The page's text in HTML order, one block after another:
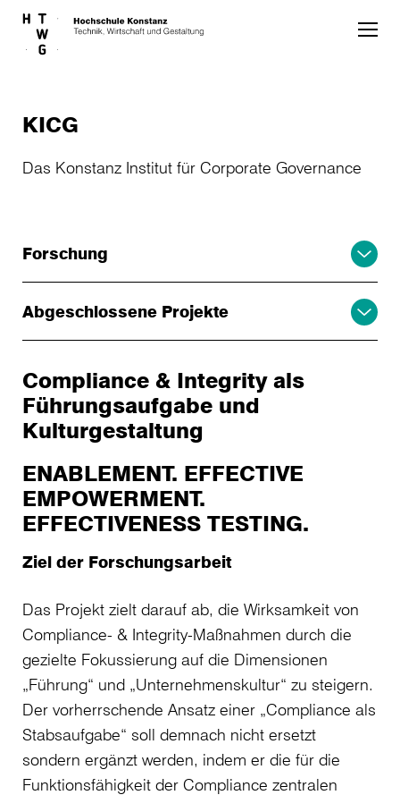
Skip to main content
KICG
Das Konstanz Institut für Corporate Governance
Forschung
Abgeschlossene Projekte
Compliance & Integrity als
Führungsaufgabe und
Kulturgestaltung
ENABLEMENT. EFFECTIVE
EMPOWERMENT.
EFFECTIVENESS TESTING.
Ziel der Forschungsarbeit
Das Projekt zielt darauf ab, die Wirksamkeit von
Compliance- & Integrity-Maßnahmen durch die
gezielte Fokussierung auf die Dimensionen
„Führung“ und „Unternehmenskultur“ zu steigern.
Der vorherrschende Ansatz einer „Compliance als
Stabsaufgabe“ soll demnach nicht ersetzt
sondern ergänzt werden, indem er die für die
Funktionsfähigkeit der Compliance zentralen